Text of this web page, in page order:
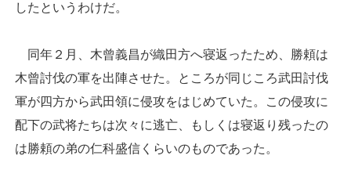
したというわけだ。
同年２月、木曾義昌が織田方へ寝返ったため、勝頼は
木曾討伐の軍を出陣させた。ところが同じころ武田討伐
軍が四方から武田領に侵攻をはじめていた。この侵攻に
配下の武将たちは次々に逃亡、もしくは寝返り残ったの
は勝頼の弟の仁科盛信くらいのものであった。